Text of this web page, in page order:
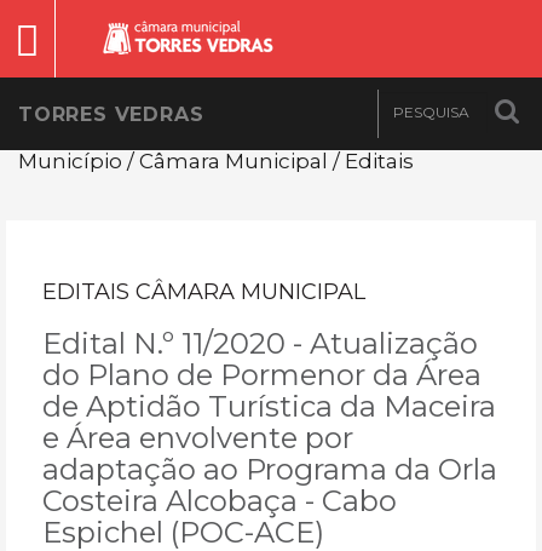
TORRES VEDRAS
Município / Câmara Municipal / Editais
EDITAIS CÂMARA MUNICIPAL
Edital N.º 11/2020 - Atualização
do Plano de Pormenor da Área
de Aptidão Turística da Maceira
e Área envolvente por
adaptação ao Programa da Orla
Costeira Alcobaça - Cabo
Espichel (POC-ACE)